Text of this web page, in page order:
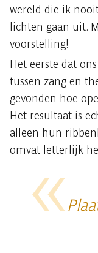
wereld die ik
lichten gaan uit.
voorstelling!
Het eerste dat
tussen zang en
gevonden hoe
Het resultaat is
alleen hun
omvat letterlijk